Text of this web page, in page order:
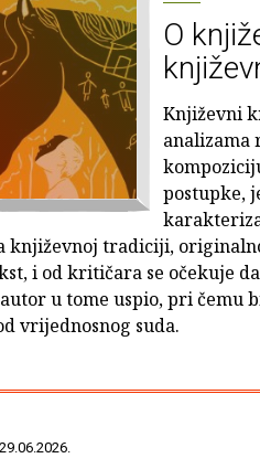
O
Književni
postupke,
književnoj tradiciji,
i od kritičara se očekuje
u tome uspio, pri čemu
vrijednosnog suda.